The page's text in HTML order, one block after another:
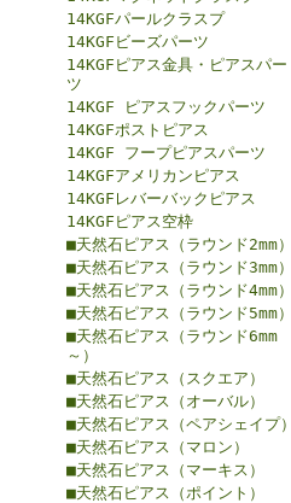
14KGFパールクラスプ
14KGFビーズパーツ
14KGFピアス金具・ピアスパー
ツ
14KGF ピアスフックパーツ
14KGFポストピアス
14KGF フープピアスパーツ
14KGFアメリカンピアス
14KGFレバーバックピアス
14KGFピアス空枠
■天然石ピアス（ラウンド2mm）
■天然石ピアス（ラウンド3mm）
■天然石ピアス（ラウンド4mm）
■天然石ピアス（ラウンド5mm）
■天然石ピアス（ラウンド6mm
～）
■天然石ピアス（スクエア）
■天然石ピアス（オーバル）
■天然石ピアス（ペアシェイプ）
■天然石ピアス（マロン）
■天然石ピアス（マーキス）
■天然石ピアス（ポイント）